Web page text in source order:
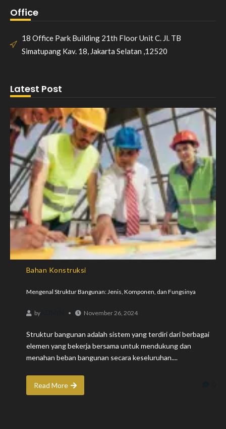
Office
18 Office Park Building 21th Floor Unit C. Jl. TB
Simatupang Kav. 18, Jakarta Selatan ,12520
Latest Post
Bahan Konstruksi
Mengenal Struktur Bangunan: Jenis, Komponen, dan Fungsinya
by November 26, 2024
Struktur bangunan adalah sistem yang terdiri dari berbagai
elemen yang bekerja bersama untuk mendukung dan
menahan beban bangunan secara keseluruhan....
Read More